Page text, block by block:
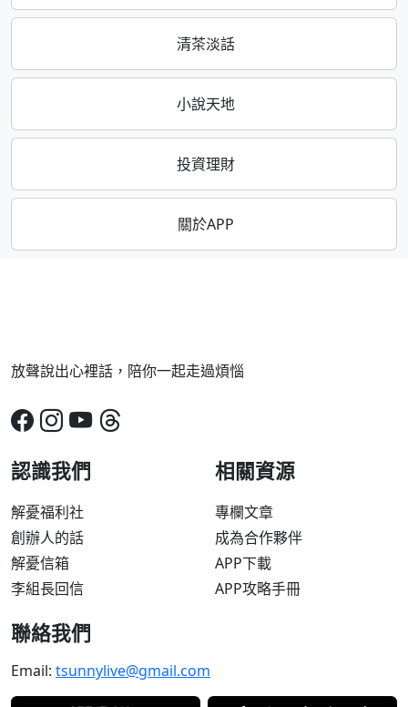
清茶淡話
小說天地
投資理財
關於APP
放聲說出心裡話，陪你一起走過煩惱
認識我們
解憂福利社
創辦人的話
解憂信箱
李組長回信
相關資源
專欄文章
成為合作夥伴
APP下載
APP攻略手冊
聯絡我們
Email: tsunnylive@gmail.com